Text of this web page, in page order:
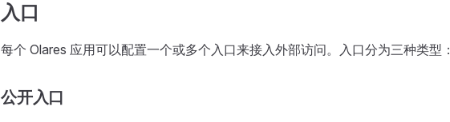
入口
每个 Olares 应用可以配置一个或多个入口来接入外部访问。入口分为三种类型：
公开入口